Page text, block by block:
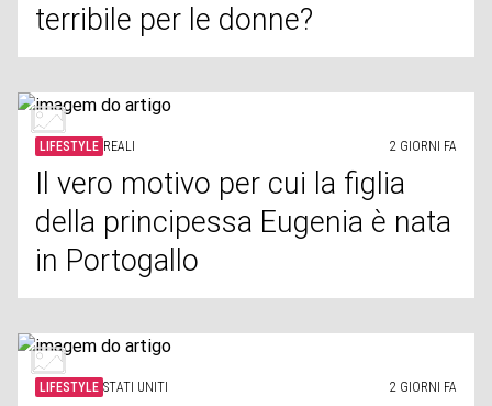
terribile per le donne?
LIFESTYLE REALI 2 GIORNI FA
Il vero motivo per cui la figlia
della principessa Eugenia è nata
in Portogallo
LIFESTYLE STATI UNITI 2 GIORNI FA